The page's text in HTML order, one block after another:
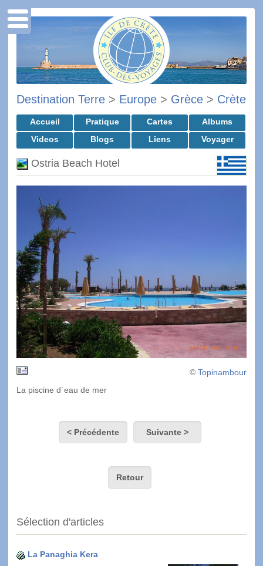
Destination Terre > Europe > Grèce > Crète
Accueil Pratique Cartes
Albums
Videos
Blogs Liens Voyager
Ostria Beach Hotel
© Topinambour
La piscine d´eau de mer
< Précédente Suivante >
Retour
Sélection d'articles
La Panaghia Kera